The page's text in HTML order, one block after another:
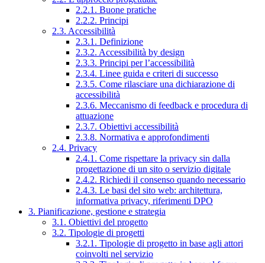
2.2.1. Buone pratiche
2.2.2. Principi
2.3. Accessibilità
2.3.1. Definizione
2.3.2. Accessibilità by design
2.3.3. Principi per l’accessibilità
2.3.4. Linee guida e criteri di successo
2.3.5. Come rilasciare una dichiarazione di
accessibilità
2.3.6. Meccanismo di feedback e procedura di
attuazione
2.3.7. Obiettivi accessibilità
2.3.8. Normativa e approfondimenti
2.4. Privacy
2.4.1. Come rispettare la privacy sin dalla
progettazione di un sito o servizio digitale
2.4.2. Richiedi il consenso quando necessario
2.4.3. Le basi del sito web: architettura,
informativa privacy, riferimenti DPO
3. Pianificazione, gestione e strategia
3.1. Obiettivi del progetto
3.2. Tipologie di progetti
3.2.1. Tipologie di progetto in base agli attori
coinvolti nel servizio